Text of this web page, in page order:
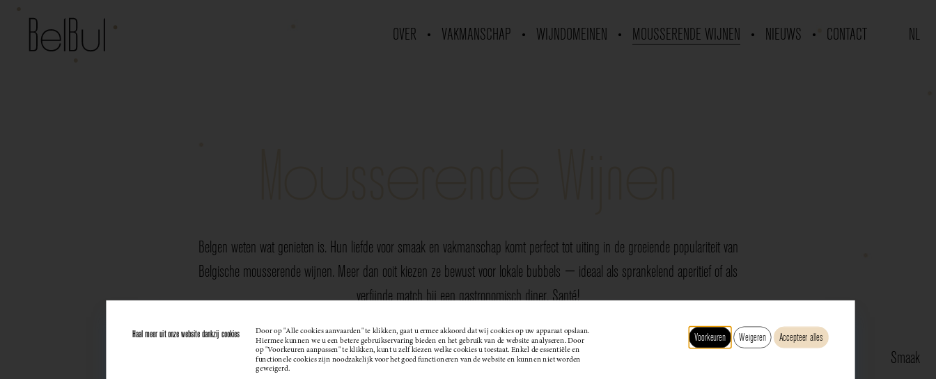
OVER VAKMANSCHAP WIJNDOMEINEN MOUSSERENDE WIJNEN NIEUWS CONTACT NL
Belgen weten wat genieten is. Hun liefde voor smaak en vakmanschap komt perfect tot uiting in de groeiende populariteit van
Belgische mousserende wijnen. Meer dan ooit kiezen ze bewust voor lokale bubbels — ideaal als sprankelend aperitief of als
verfijnde match bij een gastronomisch diner. Santé!
Wijndomein Smaak
Haal meer uit onze website dankzij cookies Door op "Alle cookies aanvaarden" te klikken, gaat u ermee akkoord dat wij cookies op uw apparaat opslaan.
Hiermee kunnen we u een betere gebruikservaring bieden en het gebruik van de website analyseren. Door
op "Voorkeuren aanpassen" te klikken, kunt u zelf kiezen welke cookies u toestaat. Enkel de essentiële en
functionele cookies zijn noodzakelijk voor het goed functioneren van de website en kunnen niet worden
geweigerd.
Voorkeuren Weigeren Accepteer alles